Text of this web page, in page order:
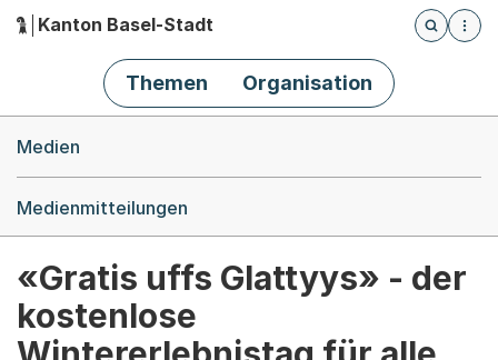
Hauptnavigation
Kanton Basel-Stadt
Öffnet
Themen Organisation
Medien
Medienmitteilungen
«Gratis uffs Glattyys» - der
kostenlose